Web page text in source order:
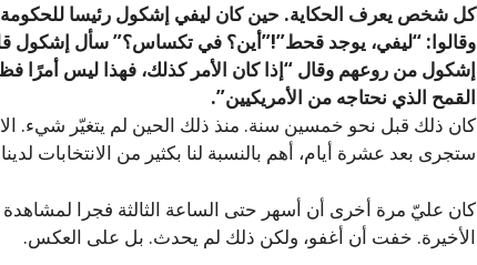
كل شخص يعرف الحكاية. حين كان ليفي إشكول رئيسا
وقالوا: “ليفي، يوجد قحط”!”أين؟ في تكساس؟” سأل إشكول
إشكول من روعهم وقال “إذا كان الأمر كذلك، فهذا ليس أمرًا
القمح الذي نحتاجه من الأمريكيين”.
كان ذلك قبل نحو خمسين سنة. منذ ذلك الحين لم يتغيّر شيء.
ستجرى بعد عشرة أيام، أهم بالنسبة لنا بكثير من الانتخابات
كان عليّ مرة أخرى أن أسهر حتى الساعة الثالثة فجرا لمشاهدة
الأخيرة. خفت أن أغفو، ولكن ذلك لم يحدث. بل على العكس.